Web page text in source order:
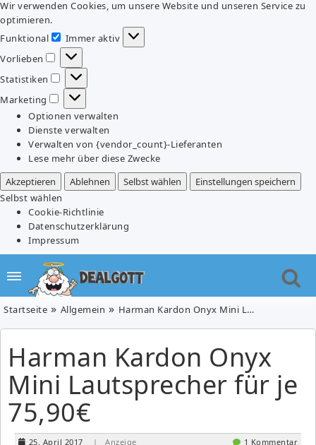
Wir verwenden Cookies, um unsere Website und unseren Service zu
optimieren.
Funktional
Funktional
Immer aktiv
Vorlieben
Vorlieben
Statistiken
Statistiken
Marketing
Marketing
Optionen verwalten
Dienste verwalten
Verwalten von {vendor_count}-Lieferanten
Lese mehr über diese Zwecke
Akzeptieren
Ablehnen Selbst wählen
Einstellungen speichern
Selbst wählen
Cookie-Richtlinie
Datenschutzerklärung
Impressum
Startseite Allgemein Harman Kardon Onyx Mini Lautsprecher für je 75,90€
Harman Kardon Onyx
Mini Lautsprecher für je
75,90€
25. April 2017 | Anzeige 1 Kommentar